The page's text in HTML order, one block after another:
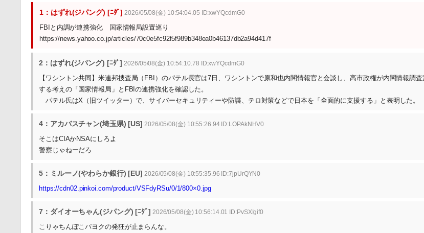
1：はずれ(ジパング) [ﾆﾀﾞ] 2026/05/08(金) 10:54:04.05 ID:xwYQcdmG0
FBIと内調が連携強化 国家情報局設置巡り
https://news.yahoo.co.jp/articles/70c0e5fc92f5f989b348ea0b46137db2a94d417f
2：はずれ(ジパング) [ﾆﾀﾞ] 2026/05/08(金) 10:54:10.78 ID:xwYQcdmG0
【ワシントン共同】米連邦捜査局（FBI）のパテル長官は7日、ワシントンで原和也内閣情報官と会談し、高市政権が内閣情報調
する考えの「国家情報局」とFBIの連携強化を確認した。
パテル氏はX（旧ツイッター）で、サイバーセキュリティーや防諜、テロ対策などで日本を「全面的に支援する」と表明した。
4：アカバスチャン(埼玉県) [US] 2026/05/08(金) 10:55:26.94 ID:LOPAkNHV0
そこはCIAかNSAにしろよ
警察じゃねーだろ
5：ミルーノ(やわらか銀行) [EU] 2026/05/08(金) 10:55:35.96 ID:7jpUrQYN0
https://cdn02.pinkoi.com/product/VSFdyRSu/0/1/800×0.jpg
7：ダイオーちゃん(ジパング) [ﾆﾀﾞ] 2026/05/08(金) 10:56:14.01 ID:PvSXIgif0
こりゃちんぽこパヨクの発狂が止まらんな。